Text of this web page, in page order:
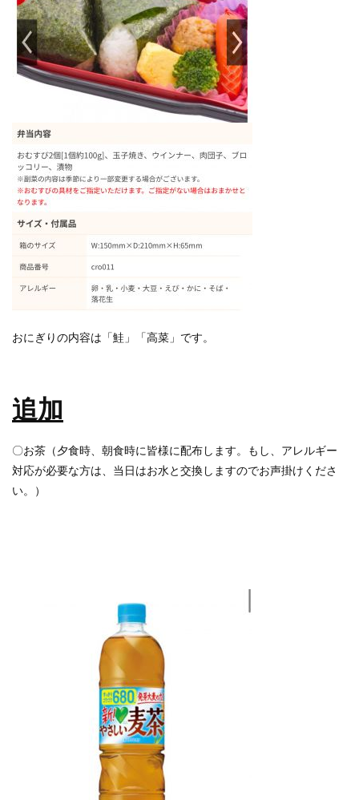
おにぎりの内容は「鮭」「高菜」です。
追加
〇お茶（夕食時、朝食時に皆様に配布します。もし、アレルギー
対応が必要な方は、当日はお水と交換しますのでお声掛けくださ
い。）